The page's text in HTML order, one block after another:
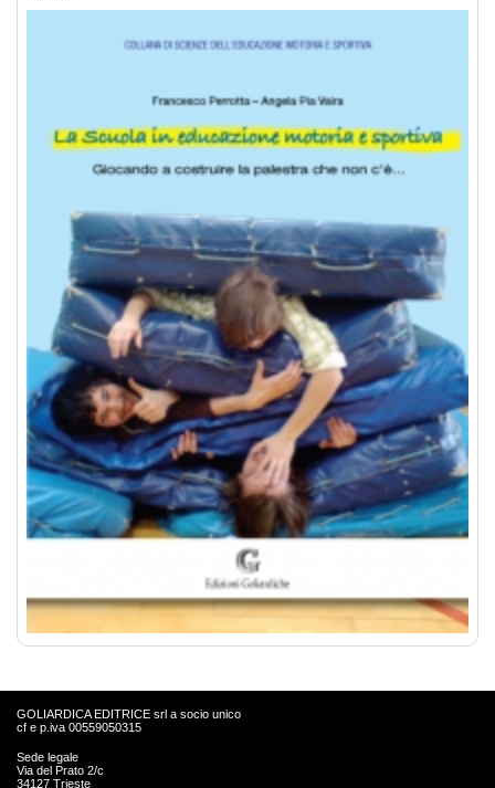
GOLIARDICA EDITRICE srl a socio unico
cf e p.iva 00559050315
Sede legale
Via del Prato 2/c
34127 Trieste